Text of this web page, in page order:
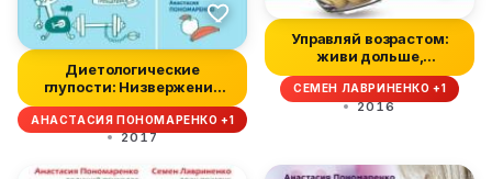
Диетологические
глупости: Низвержение
мифов
АНАСТАСИЯ ПОНОМАРЕНКО +1
2017
Управляй возрастом:
живи дольше,
зарабатывай больш...
СЕМЕН ЛАВРИНЕНКО +1
2016